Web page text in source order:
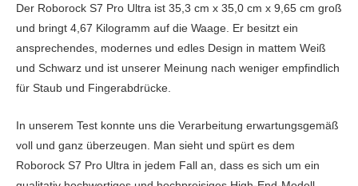
Bauweise
Bauform Rund
Saugkraft (pa) 1500
Der Roborock S7 Pro Ultra ist 35,3 cm x 35,0 cm x 9,65 cm groß
und bringt 4,67 Kilogramm auf die Waage. Er besitzt ein
ansprechendes, modernes und edles Design in mattem Weiß
und Schwarz und ist unserer Meinung nach weniger empfindlich
für Staub und Fingerabdrücke.
In unserem Test konnte uns die Verarbeitung erwartungsgemäß
voll und ganz überzeugen. Man sieht und spürt es dem
Roborock S7 Pro Ultra in jedem Fall an, dass es sich um ein